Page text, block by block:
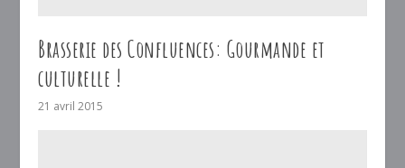
Brasserie des Confluences: Gourmande et
culturelle !
21 avril 2015